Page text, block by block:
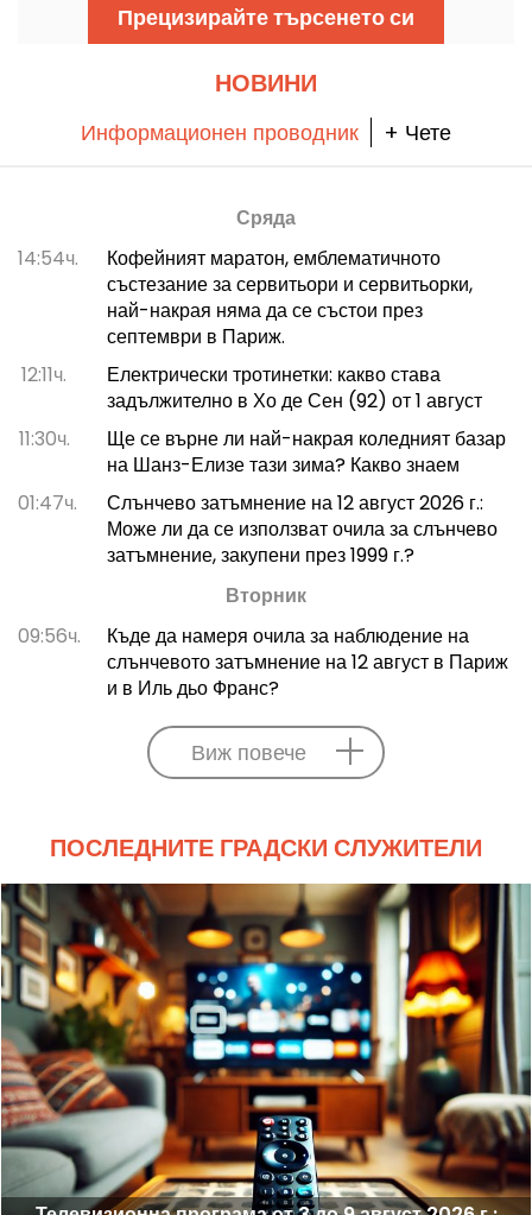
Прецизирайте търсенето си
НОВИНИ
Информационен проводник + Чете
Сряда
14:54ч.
Кофейният маратон, емблематичното
състезание за сервитьори и сервитьорки,
най-накрая няма да се състои през
септември в Париж.
12:11ч.
Електрически тротинетки: какво става
задължително в Хо де Сен (92) от 1 август
11:30ч.
Ще се върне ли най-накрая коледният базар
на Шанз-Елизе тази зима? Какво знаем
01:47ч.
Слънчево затъмнение на 12 август 2026 г.:
Може ли да се използват очила за слънчево
затъмнение, закупени през 1999 г.?
Вторник
09:56ч.
Къде да намеря очила за наблюдение на
слънчевото затъмнение на 12 август в Париж
и в Иль дьо Франс?
Виж повече
ПОСЛЕДНИТЕ ГРАДСКИ СЛУЖИТЕЛИ